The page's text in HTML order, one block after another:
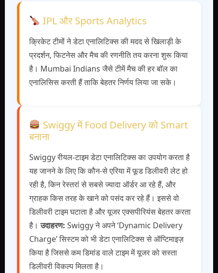
IPL और Sports Analytics
क्रिकेट टीमों ने डेटा एनालिटिक्स की मदद से खिलाड़ी के
प्रदर्शन, फिटनेस और मैच की रणनीति तय करना शुरू किया
है। Mumbai Indians जैसे टीमें मैच की हर बॉल का
एनालिसिस करती हैं ताकि बेहतर निर्णय लिया जा सके।
Swiggy में Food Delivery को Smart
बनाना
Swiggy रीयल-टाइम डेटा एनालिटिक्स का उपयोग करता है
यह जानने के लिए कि कौन-से एरिया में फूड डिलीवरी लेट हो
रही है, किन रेस्तरां से सबसे ज्यादा ऑर्डर आ रहे हैं, और
ग्राहक किस तरह के खाने को पसंद कर रहे हैं। इससे वो
डिलीवरी टाइम घटाता है और यूजर एक्सपीरियंस बेहतर करता
है।उदाहरण: Swiggy ने अपने ‘Dynamic Delivery
Charge’ सिस्टम को भी डेटा एनालिटिक्स से ऑप्टिमाइज़
किया है जिससे कम डिमांड वाले टाइम में यूजर को सस्ता
डिलीवरी विकल्प मिलता है।